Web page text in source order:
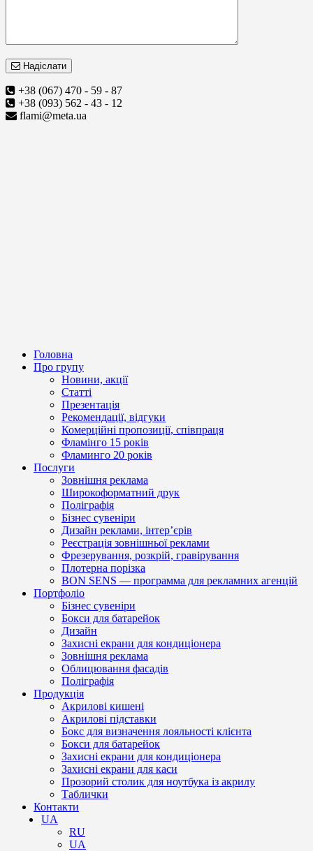
Надіслати
+38 (067) 470 - 59 - 87
+38 (093) 562 - 43 - 12
flami@meta.ua
Головна
Про групу
Новини, акції
Статті
Презентація
Рекомендації, відгуки
Комерційні пропозиції, співпраця
Фламінго 15 років
Фламинго 20 років
Послуги
Зовнішня реклама
Широкоформатний друк
Поліграфія
Бізнес сувеніри
Дизайн реклами, інтер’єрів
Реєстрація зовнішньої реклами
Фрезерування, розкрій, гравірування
Плотерна порізка
BON SENS — программа для рекламних агенцій
Портфоліо
Бізнес сувеніри
Бокси для батарейок
Дизайн
Захисні екрани для кондиціонера
Зовнішня реклама
Облицювання фасадів
Поліграфія
Продукція
Акрилові кишені
Акрилові підставки
Бокс для визначення лояльності клієнта
Бокси для батарейок
Захисні екрани для кондиціонера
Захисні екрани для каси
Прозорий столик для ноутбука із акрилу
Таблички
Контакти
UA
RU
UA